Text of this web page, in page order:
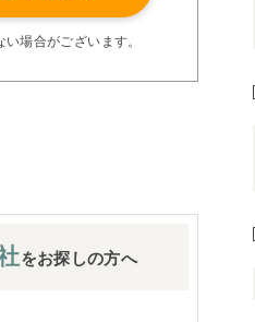
場合がございます。
をお探しの方へ